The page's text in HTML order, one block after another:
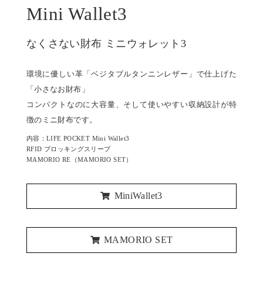
Mini Wallet3
なくさない財布 ミニウォレット3
環境に優しい革「ベジタブルタンニンレザー」で仕上げた
「小さなお財布」
コンパクトなのに大容量、そして使いやすい収納設計が特
徴のミニ財布です。
内容：LIFE POCKET Mini Wallet3
RFID ブロッキングスリーブ
MAMORIO RE（MAMORIO SET）
MiniWallet3
MAMORIO SET